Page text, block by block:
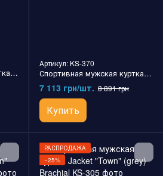
Спортивная мужская куртка Flight Jacket "Sky" (grey) Brachial
Артикул: KS-370
Спортивная мужская куртка Flight Jacket "City" (green) Brachial
7 113 грн/шт. 8 891 грн
Купить
РАСПРОДАЖА
−25%